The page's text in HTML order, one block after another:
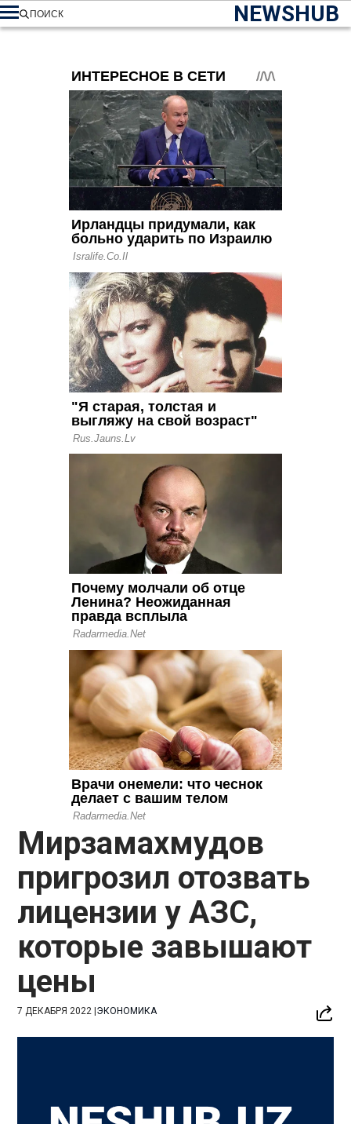
NEWSHUB
ПОИСК
Мирзамахмудов
пригрозил отозвать
лицензии у АЗС,
которые завышают
цены
7 ДЕКАБРЯ 2022 |ЭКОНОМИКА